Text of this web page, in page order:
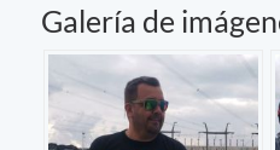
Galería de